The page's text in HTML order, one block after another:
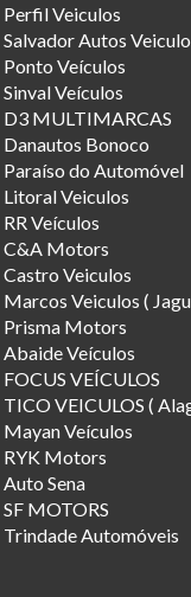
Perfil Veiculos
Salvador Autos
Ponto Veículos
Sinval Veículos
D3 MULTIMARCAS
Danautos Bonoco
Paraíso do Automóvel
Litoral Veiculos
RR Veículos
C&A Motors
Castro Veiculos
Marcos Veiculos (
Prisma Motors
Abaide Veículos
FOCUS VEÍCULOS
TICO VEICULOS (
Mayan Veículos
RYK Motors
Auto Sena
SF MOTORS
Trindade Automóveis